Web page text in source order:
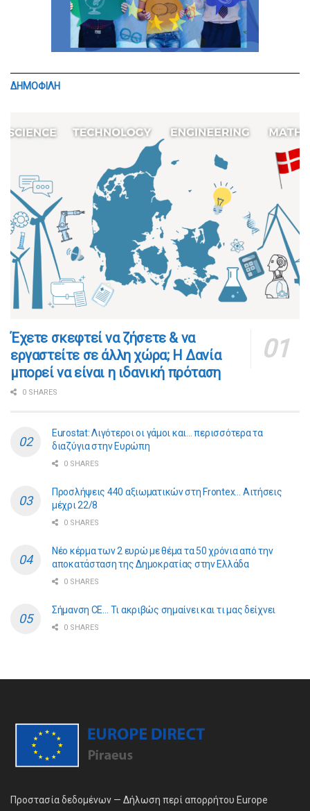
ΔΗΜΟΦΙΛΗ
​​Έχετε σκεφτεί να ζήσετε & να
εργαστείτε σε άλλη χώρα; Η Δανία
μπορεί να είναι η ιδανική πρόταση
0 SHARES
Eurostat: Λιγότεροι οι γάμοι και… περισσότερα τα
διαζύγια στην Ευρώπη
0 SHARES
Προσλήψεις 440 αξιωματικών στη Frontex… Αιτήσεις
μέχρι 22/8
0 SHARES
Νέο κέρμα των 2 ευρώ με θέμα τα 50 χρόνια από την
αποκατάσταση της Δημοκρατίας στην Ελλάδα
0 SHARES
Σήμανση CE… Τι ακριβώς σημαίνει και τι μας δείχνει
0 SHARES
Προστασία δεδομένων — Δήλωση περί απορρήτου Europe